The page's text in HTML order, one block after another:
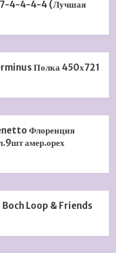
4-4-4-4 (Лучшая
Полка 450х721
Флоренция
амер.орех
Boch Loop & Friends